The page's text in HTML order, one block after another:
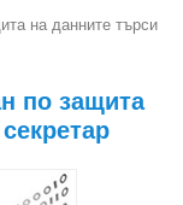
на данните търси
по защита